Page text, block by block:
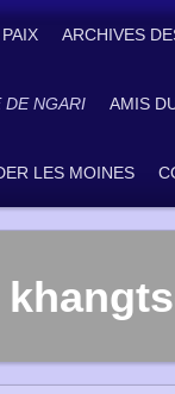
ARCHIVES
DE NGARI AMIS
LES MOINES